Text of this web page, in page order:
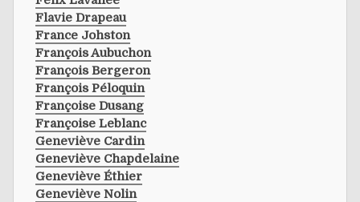
Flavie Drapeau
France Johston
François Aubuchon
François Bergeron
François Péloquin
Françoise Dusang
Françoise Leblanc
Geneviève Cardin
Geneviève Chapdelaine
Geneviève Éthier
Geneviève Nolin